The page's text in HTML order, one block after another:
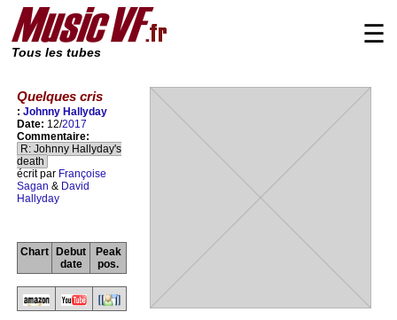
Tous les tubes
☰
Quelques cris
: Johnny Hallyday
Date: 12/2017
Commentaire:
R: Johnny Hallyday's
death
écrit par Françoise
Sagan & David
Hallyday
Chart
Debut
date
Peak
pos.